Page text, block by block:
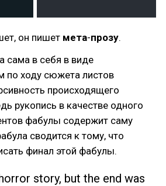
он пишет мета-прозу.
сама в себя в виде
по ходу сюжета листов
происходящего
рукопись в качестве одного
фабулы содержит саму
сводится к тому, что
финал этой фабулы.
story, but the end was